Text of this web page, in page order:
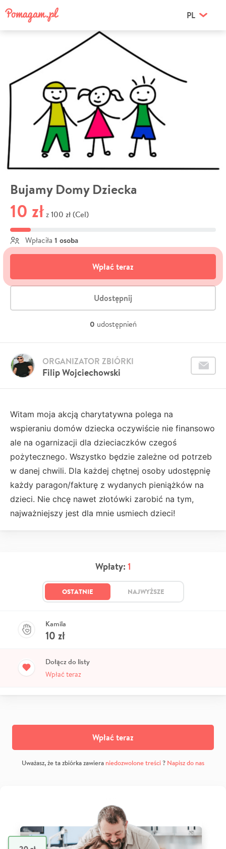
PL
Bujamy Domy Dziecka
10 zł z 100 zł (Cel)
Wpłaciła 1 osoba
Wpłać teraz
Udostępnij
0 udostępnień
Filip Wojciechowski
ORGANIZATOR ZBIÓRKI
Witam moja akcją charytatywna polega na
wspieraniu domów dziecka oczywiście nie finansowo
ale na ogarnizacji dla dzieciaczków czegoś
pożytecznego. Wszystko będzie zależne od potrzeb
w danej chwili. Dla każdej chętnej osoby udostępnię
każdy paragon/fakturę z wydanych pieniążków na
dzieci. Nie chcę nawet złotówki zarobić na tym,
najważniejszy jest dla mnie usmiech dzieci!
Wpłaty: 1
OSTATNIE NAJWYŻSZE
Kamila
10 zł
Dołącz do listy
Wpłać teraz
Wpłać teraz
Uważasz, że ta zbiórka zawiera niedozwolone treści? Napisz do nas